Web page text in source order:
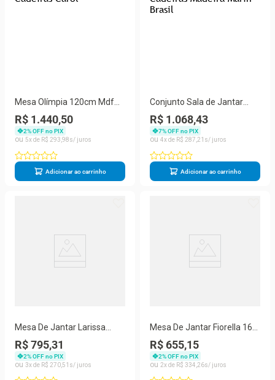
Mesa Olímpia 120cm Mdf
Canto Copo Com 4 Cadeiras
Carol
R$ 1.440,50
2% OFF no PIX
5
R$ 293 98
Adicionar ao carrinho
Conjunto Sala de Jantar
Mesa 100x80 cm 4 Cadeiras
Madeira Marin Brasil
R$ 1.068,43
7% OFF no PIX
4
R$ 287 21
Adicionar ao carrinho
Mesa De Jantar Larissa
120x80 Freijó Off White -
Leifer Móveis
R$ 795,31
2% OFF no PIX
3
R$ 27051
Mesa De Jantar Fiorella 160
Cm Tampo Reto Nature Off
White - Henn
R$ 655,15
2% OFF no PIX
2
R$ 334 26